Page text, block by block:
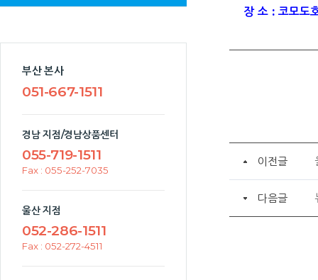
부산 본사
051-667-1511
경남 지점/경남상품센터
055-719-1511
Fax : 055-252-7035
울산 지점
052-286-1511
Fax : 052-272-4511
장 소 : 코모도
이전글
다음글